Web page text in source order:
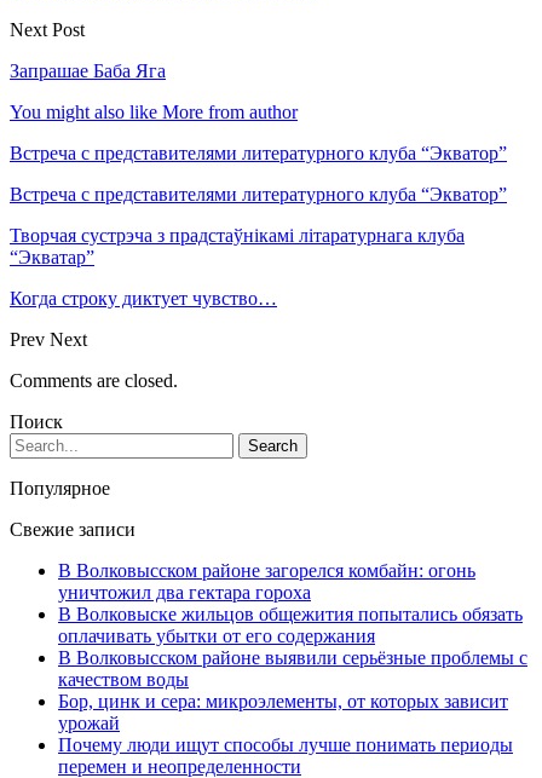
Next Post
Запрашае Баба Яга
You might also like More from author
Встреча с представителями литературного клуба “Экватор”
Встреча с представителями литературного клуба “Экватор”
Творчая сустрэча з прадстаўнікамі літаратурнага клуба
“Экватар”
Когда строку диктует чувство…
Prev Next
Comments are closed.
Поиск
Популярное
Свежие записи
В Волковысском районе загорелся комбайн: огонь
уничтожил два гектара гороха
В Волковыске жильцов общежития попытались обязать
оплачивать убытки от его содержания
В Волковысском районе выявили серьёзные проблемы с
качеством воды
Бор, цинк и сера: микроэлементы, от которых зависит
урожай
Почему люди ищут способы лучше понимать периоды
перемен и неопределенности